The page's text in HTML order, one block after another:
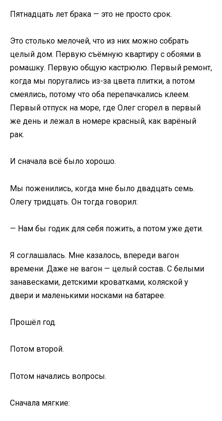
Пятнадцать лет брака — это не просто срок.
Это столько мелочей, что из них можно собрать
целый дом. Первую съёмную квартиру с обоями в
ромашку. Первую общую кастрюлю. Первый ремонт,
когда мы поругались из-за цвета плитки, а потом
смеялись, потому что оба перепачкались клеем.
Первый отпуск на море, где Олег сгорел в первый
же день и лежал в номере красный, как варёный
рак.
И сначала всё было хорошо.
Мы поженились, когда мне было двадцать семь.
Олегу тридцать. Он тогда говорил:
— Нам бы годик для себя пожить, а потом уже дети.
Я соглашалась. Мне казалось, впереди вагон
времени. Даже не вагон — целый состав. С белыми
занавесками, детскими кроватками, коляской у
двери и маленькими носками на батарее.
Прошёл год.
Потом второй.
Потом начались вопросы.
Сначала мягкие: